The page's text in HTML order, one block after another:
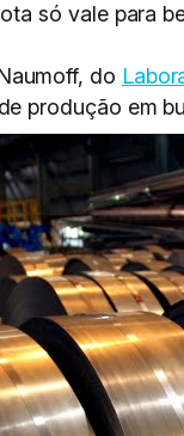
só vale para
do
produção em